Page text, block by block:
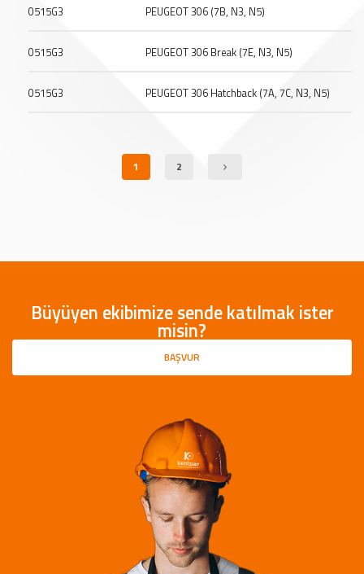
0515G3 PEUGEOT 306 (7B, N3, N5)
0515G3 PEUGEOT 306 Break (7E, N3, N5)
0515G3 PEUGEOT 306 Hatchback (7A, 7C, N3, N5)
1 2
Büyüyen ekibimize sende katılmak ister
misin?
BAŞVUR